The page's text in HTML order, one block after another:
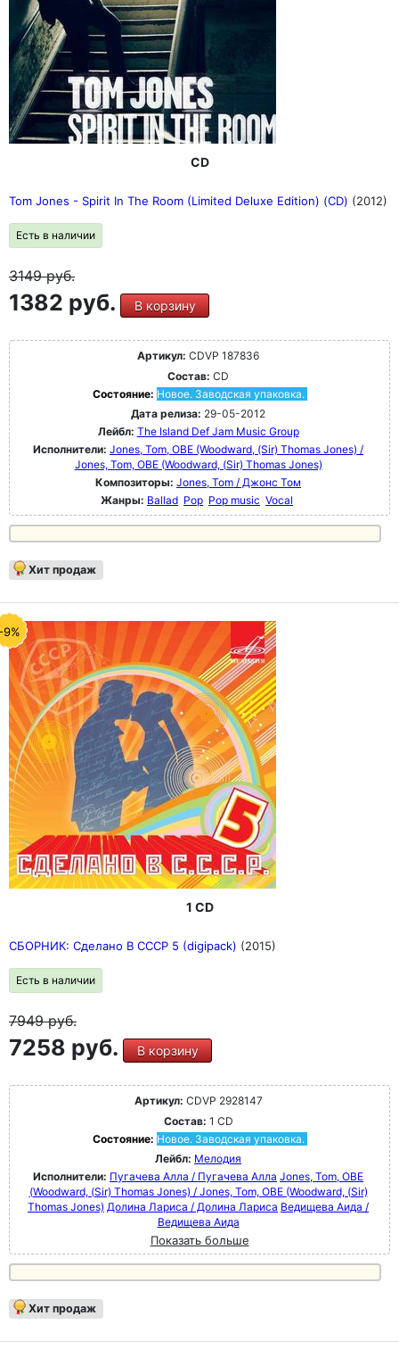
CD
Tom Jones - Spirit In The Room (Limited Deluxe Edition) (CD) (2012)
Есть в наличии
3149руб.
1382 руб. В корзину
Артикул: CDVP 187836
Состав: CD
Состояние: Новое. Заводская упаковка.
Дата релиза: 29-05-2012
Лейбл: The Island Def Jam Music Group
Исполнители: Jones, Tom, OBE (Woodward, (Sir) Thomas Jones) /
Jones, Tom, OBE (Woodward, (Sir) Thomas Jones)
Композиторы: Jones, Tom / Джонс Том
Жанры: Ballad Pop Pop music Vocal
Хит продаж
9%
1 CD
СБОРНИК: Сделано В СССР 5 (digipack) (2015)
Есть в наличии
7949руб.
7258 руб. В корзину
Артикул: CDVP 2928147
Состав: 1 CD
Состояние: Новое. Заводская упаковка.
Лейбл: Мелодия
Исполнители: Пугачева Алла / Пугачева Алла Jones, Tom, OBE
(Woodward, (Sir) Thomas Jones) / Jones, Tom, OBE (Woodward, (Sir)
Thomas Jones) Долина Лариса / Долина Лариса Ведищева Аида /
Ведищева Аида
Показать больше
Хит продаж